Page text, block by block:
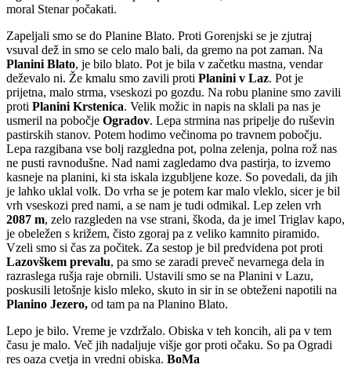
moral Stenar počakati.
Zapeljali smo se do Planine Blato. Proti Gorenjski se je zjutraj
vsuval dež in smo se celo malo bali, da gremo na pot zaman. Na
Planini Blato, je bilo blato. Pot je bila v začetku mastna, vendar
deževalo ni. Že kmalu smo zavili proti Planini v Laz. Pot je
prijetna, malo strma, vseskozi po gozdu. Na robu planine smo zavili
proti Planini Krstenica. Velik možic in napis na sklali pa nas je
usmeril na pobočje Ogradov. Lepa strmina nas pripelje do ruševin
pastirskih stanov. Potem hodimo večinoma po travnem pobočju.
Lepa razgibana vse bolj razgledna pot, polna zelenja, polna rož nas
ne pusti ravnodušne. Nad nami zagledamo dva pastirja, to izvemo
kasneje na planini, ki sta iskala izgubljene koze. So povedali, da jih
je lahko uklal volk. Do vrha se je potem kar malo vleklo, sicer je bil
vrh vseskozi pred nami, a se nam je tudi odmikal. Lep zelen vrh
2087 m, zelo razgleden na vse strani, škoda, da je imel Triglav kapo,
je obeležen s križem, čisto zgoraj pa z veliko kamnito piramido.
Vzeli smo si čas za počitek. Za sestop je bil predvidena pot proti
Lazovškem prevalu, pa smo se zaradi preveč nevarnega dela in
razraslega rušja raje obrnili. Ustavili smo se na Planini v Lazu,
poskusili letošnje kislo mleko, skuto in sir in se obteženi napotili na
Planino Jezero, od tam pa na Planino Blato.
Lepo je bilo. Vreme je vzdržalo. Obiska v teh koncih, ali pa v tem
času je malo. Več jih nadaljuje višje gor proti očaku. So pa Ogradi
res oaza cvetja in vredni obiska. BoMa